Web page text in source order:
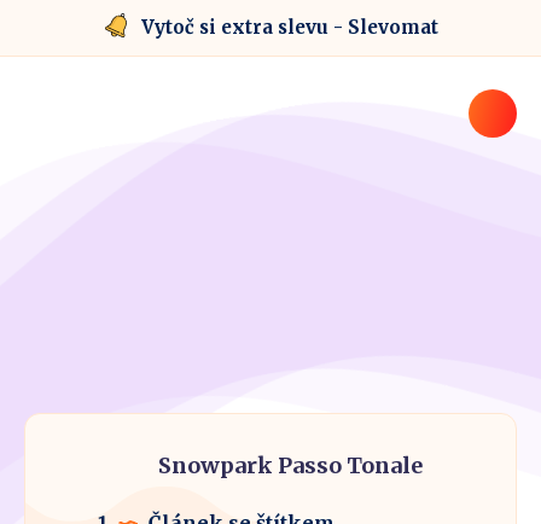
Vytoč si extra slevu - Slevomat
Snowpark Passo Tonale